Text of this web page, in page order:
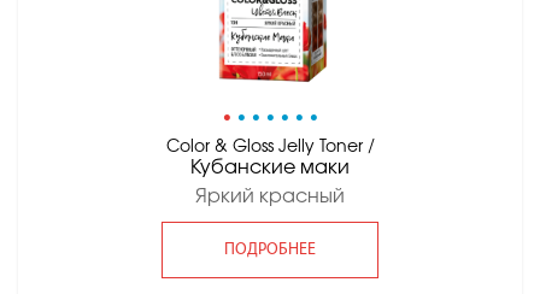
• • • • • • •
Color & Gloss Jelly Toner /
Кубанские маки
Яркий красный
ПОДРОБНЕЕ